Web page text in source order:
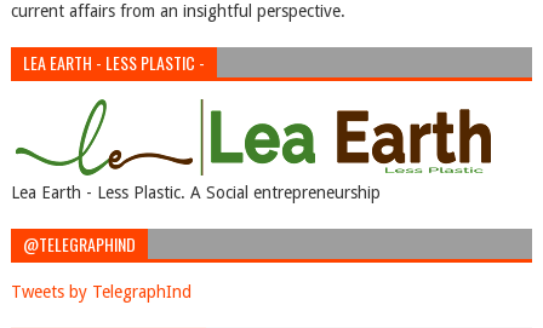
current affairs from an insightful perspective.
LEA EARTH - LESS PLASTIC -
Lea Earth - Less Plastic. A Social entrepreneurship
@TELEGRAPHIND
Tweets by TelegraphInd